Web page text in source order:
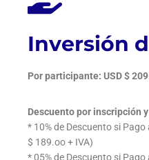
Inversión
Por participante: USD $
Descuento por inscripción
* 10% de Descuento si
$ 189.oo + IVA)
* 05% de Descuento si